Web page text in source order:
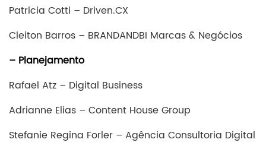
Patricia Cotti – Driven.CX
Cleiton Barros – BRANDANDBI Marcas & Negócios
– Planejamento
Rafael Atz – Digital Business
Adrianne Elias – Content House Group
Stefanie Regina Forler – Agência Consultoria Digital